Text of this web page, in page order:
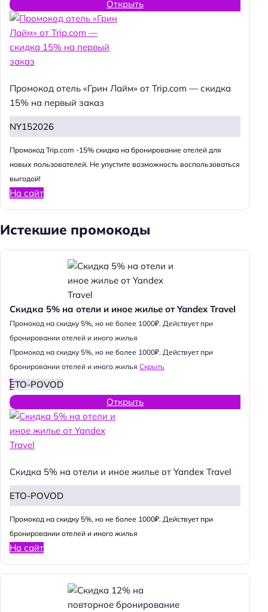
Открыть
Промокод отель «Грин Лайм» от Trip.com — скидка
15% на первый заказ
NY152026
Промокод Trip.com -15% скидка на бронирование отелей для
новых пользователей. Не упустите возможность воспользоваться
выгодой!
На сайт
Истекшие промокоды
Скидка 5% на отели и иное жилье от Yandex Travel
Промокод на скидку 5%, но не более 1000₽. Действует при
бронировании отелей и иного жилья
Промокод на скидку 5%, но не более 1000₽. Действует при
бронировании отелей и иного жилья Скрыть
ETO-POVOD
Открыть
Скидка 5% на отели и иное жилье от Yandex Travel
ETO-POVOD
Промокод на скидку 5%, но не более 1000₽. Действует при
бронировании отелей и иного жилья
На сайт